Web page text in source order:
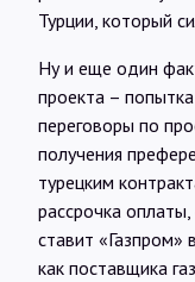
Турции, который
Ну и еще один
проекта –
переговоры по
получения
турецким
рассрочка
ставит
как поставщика